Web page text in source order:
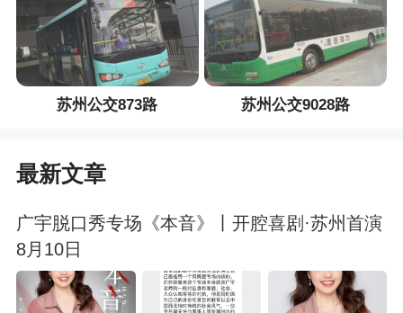
苏州公交873路 苏州公交9028路
最新文章
广宇脱口秀专场《本音》丨开腔喜剧·苏州首演
8月10日